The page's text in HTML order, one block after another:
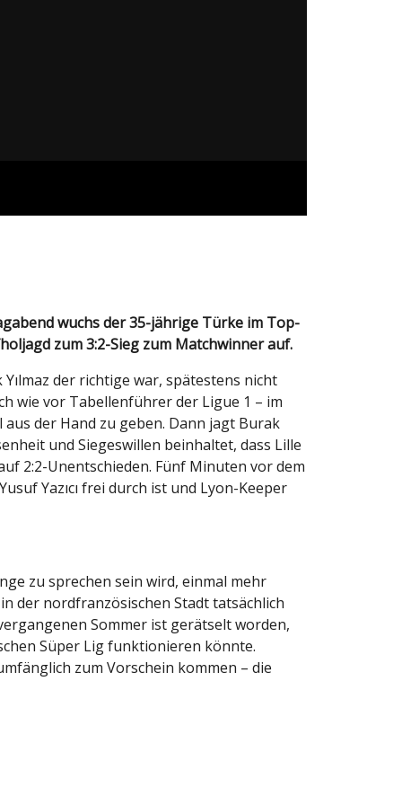
zum 3:2-Sieg zum Matchwinner auf.
der richtige war, spätestens nicht
wie vor Tabellenführer der Ligue 1 – im
der Hand zu geben. Dann jagt Burak
und Siegeswillen beinhaltet, dass Lille
2:2-Unentschieden. Fünf Minuten vor dem
Yazıcı frei durch ist und Lyon-Keeper
zu sprechen sein wird, einmal mehr
der nordfranzösischen Stadt tatsächlich
Sommer ist gerätselt worden,
Süper Lig funktionieren könnte.
zum Vorschein kommen – die